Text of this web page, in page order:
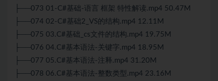
├──073 01-C#基础-语言 框架 特性解读.mp4 50.47M
├──074 02-C#基础2_VS的结构.mp4 12.11M
├──075 03.C#基础_cs文件的结构.mp4 19.75M
├──076 04.C#基本语法-关键字.mp4 18.95M
├──077 05.C#基本语法-注释.mp4 31.20M
├──078 06.C#基本语法-整数类型.mp4 23.16M